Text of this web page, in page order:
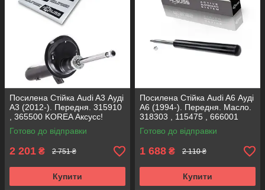
Посилена Стійка Audi A3 Ауді
А3 (2012-). Передня. 315910
, 365500 KOREA Аксусс!
Готово до відправки
2 201 ₴ 2 751 ₴
Купити
Посилена Стійка Audi A6 Ауді
A6 (1994-). Передня. Масло.
318303 , 115475 , 666001
KOREA Аксусс!
Готово до відправки
1 688 ₴ 2 110 ₴
Купити